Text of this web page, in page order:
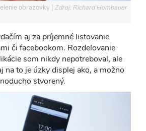
obrazovky Zdroj: Richard Hombauer
aj za príjemné listovanie
či facebookom. Rozdeľovanie
som nikdy nepotreboval, ale
na to je úzky displej ako, a možno
stvorený.